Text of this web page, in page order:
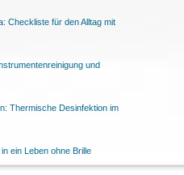
Checkliste für den Alltag mit
und
Thermische Desinfektion im
ein Leben ohne Brille